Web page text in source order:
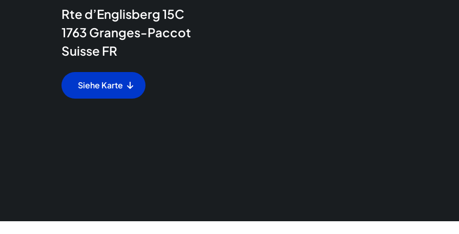
Rte d’Englisberg 15C
1763 Granges-Paccot
Suisse FR
Siehe Karte